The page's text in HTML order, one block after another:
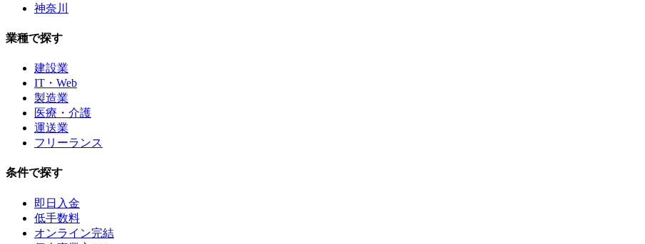
神奈川
業種で探す
建設業
IT・Web
製造業
医療・介護
運送業
フリーランス
条件で探す
即日入金
低手数料
オンライン完結